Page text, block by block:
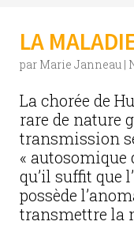
LA
par Marie Janneau |
La chorée de
rare de nature
transmission
« autosomique
qu’il suffit que
possède
transmettre la